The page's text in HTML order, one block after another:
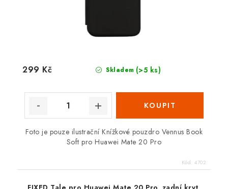
Skladem (>5 ks)
299 Kč
Foto je pouze ilustrační Knížkové pouzdro Vennus Book
Soft pro Huawei Mate 20 Pro
Kód: 4702